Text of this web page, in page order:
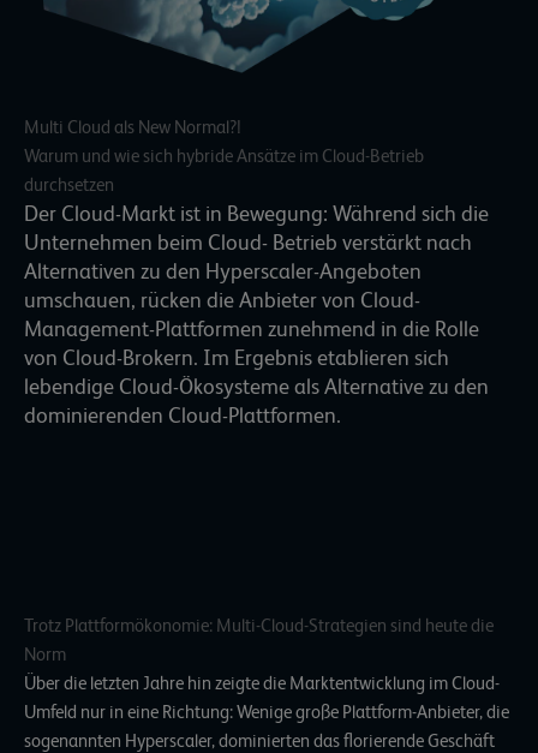
Multi Cloud als New Normal?!
Warum und wie sich hybride Ansätze im Cloud-Betrieb
durchsetzen
Der Cloud-Markt ist in Bewegung: Während sich die
Unternehmen beim Cloud- Betrieb verstärkt nach
Alternativen zu den Hyperscaler-Angeboten
umschauen, rücken die Anbieter von Cloud-
Management-Plattformen zunehmend in die Rolle
von Cloud-Brokern. Im Ergebnis etablieren sich
lebendige Cloud-Ökosysteme als Alternative zu den
dominierenden Cloud-Plattformen.
Trotz Plattformökonomie: Multi-Cloud-Strategien sind heute die
Norm
Über die letzten Jahre hin zeigte die Marktentwicklung im Cloud-
Umfeld nur in eine Richtung: Wenige große Plattform-Anbieter, die
sogenannten Hyperscaler, dominierten das florierende Geschäft